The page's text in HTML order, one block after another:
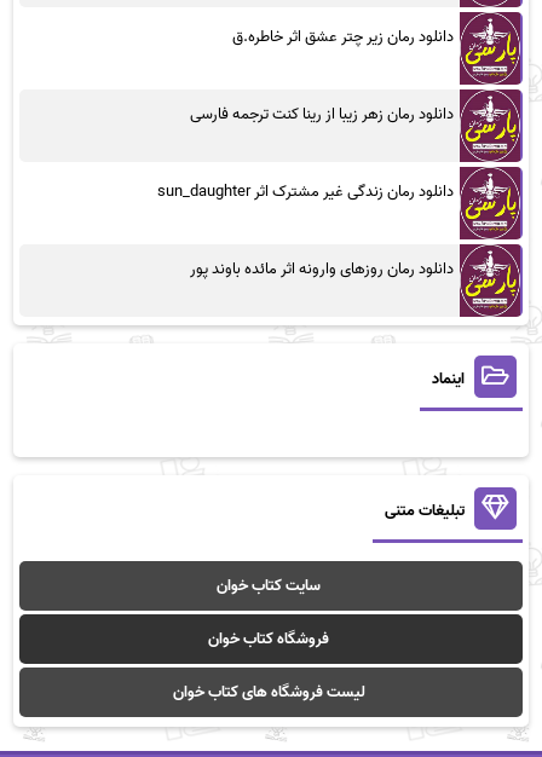
دانلود رمان زیر چتر عشق اثر خاطره.ق
دانلود رمان زهر زیبا از رینا کنت ترجمه فارسی
دانلود رمان زندگی غیر مشترک اثر sun_daughter
دانلود رمان روزهای وارونه اثر مائده باوند پور
اینماد
تبلیغات متنی
سایت کتاب خوان
فروشگاه کتاب خوان
لیست فروشگاه های کتاب خوان